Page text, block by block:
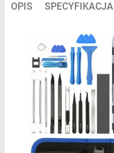
OPIS SPECYFIKACJA